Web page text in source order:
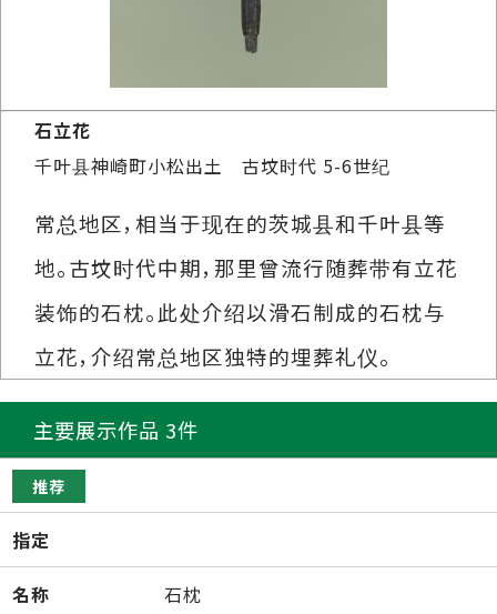
石立花
千叶县神崎町小松出土 古坟时代 5-6世纪
常总地区，相当于现在的茨城县和千叶县等
地。古坟时代中期，那里曾流行随葬带有立花
装饰的石枕。此处介绍以滑石制成的石枕与
立花，介绍常总地区独特的埋葬礼仪。
主要展示作品 3件
推荐
指定
名称 石枕